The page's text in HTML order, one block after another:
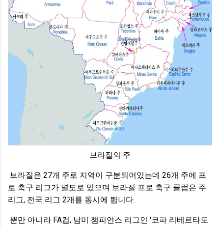
브라질의 주
브라질은 27개 주로 지역이 구분되어있는데 26개 주에 프
로 축구 리그가 별도로 있으며 브라질 프로 축구 클럽은 주
리그, 전국 리그 2개를 동시에 뜁니다.
뿐만 아니라 FA컵, 남미 챔피언스 리그인 '코파 리베르타도